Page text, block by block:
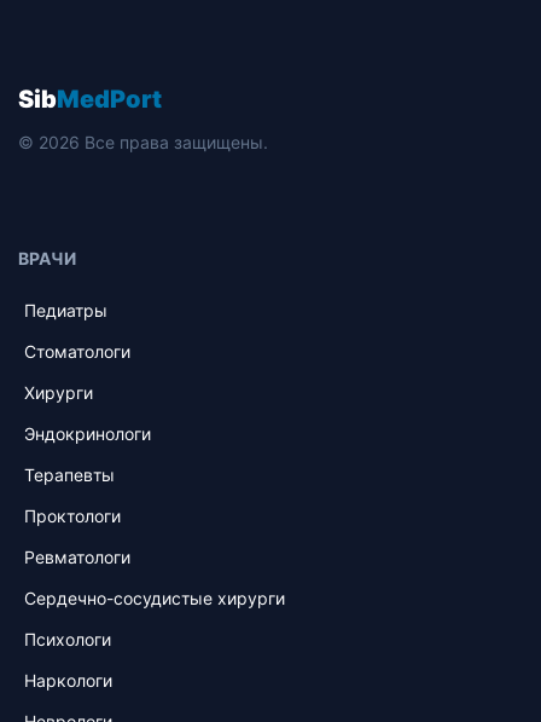
SibMedPort
© 2026 Все права защищены.
ВРАЧИ
Педиатры
Стоматологи
Хирурги
Эндокринологи
Терапевты
Проктологи
Ревматологи
Сердечно-сосудистые хирурги
Психологи
Наркологи